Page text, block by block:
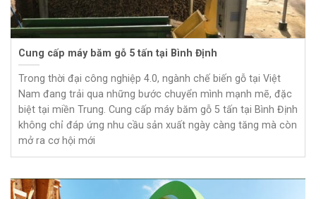
Cung cấp máy băm gỗ 5 tấn tại Bình Định
Trong thời đại công nghiệp 4.0, ngành chế biến gỗ tại Việt
Nam đang trải qua những bước chuyển mình mạnh mẽ, đặc
biệt tại miền Trung. Cung cấp máy băm gỗ 5 tấn tại Bình Định
không chỉ đáp ứng nhu cầu sản xuất ngày càng tăng mà còn
mở ra cơ hội mới